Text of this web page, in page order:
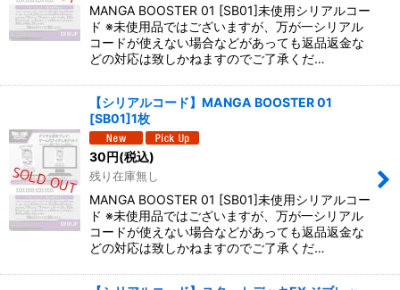
MANGA BOOSTER 01 [SB01]未使用シリアルコー
ド ※未使用品ではございますが、万が一シリアル
コードが使えない場合などがあっても返品返金な
どの対応は致しかねますのでご了承くだ…
【シリアルコード】MANGA BOOSTER 01
[SB01]1枚
30円(税込)
残り在庫無し
MANGA BOOSTER 01 [SB01]未使用シリアルコー
ド ※未使用品ではございますが、万が一シリアル
コードが使えない場合などがあっても返品返金な
どの対応は致しかねますのでご了承くだ…